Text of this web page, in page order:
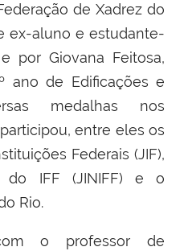
de Xadrez do
ex-aluno e estudante-
por Giovana Feitosa,
ano de Edificações e
medalhas nos
entre eles os
Federais (JIF),
do IFF (JINIFF) e o
Rio.
o professor de